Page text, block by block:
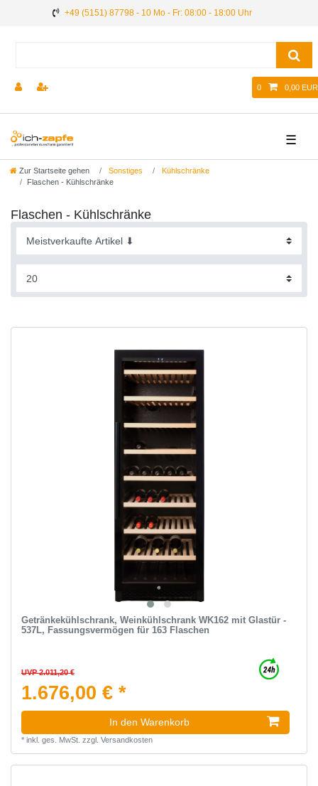
+49 (5151) 87798 - 10 Mo - Fr: 08:00 - 18:00 Uhr
0 0,00 EUR
☰
Zur Startseite gehen Sonstiges
Kühlschränke
Flaschen - Kühlschränke
Flaschen - Kühlschränke
Getränkekühlschrank, Weinkühlschrank WK162 mit Glastür -
537L, Fassungsvermögen für 163 Flaschen
UVP 2.011,20 €
1.676,00 € *
In den Warenkorb
* inkl. ges. MwSt. zzgl. Versandkosten